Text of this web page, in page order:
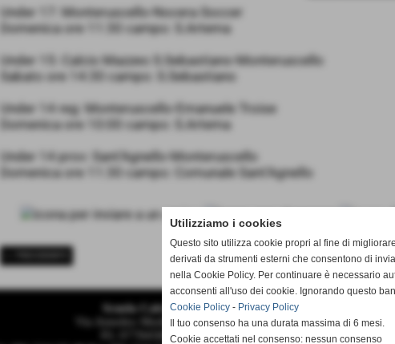
Under 17: Monteruscello-Nocera Soccer
Domenica ore 11:30 campo: S.Artema
Under 15: Calcio Mazzeo S.Sebastiano-Monteruscello
Sabato ore 14:30 campo: S.Sebastiano
Under 14 reg: Monteruscello-Emanuele Troise
Domenica ore 10:00 campo: S.Artema
Under 14 prov: Sant’Agnello-Monteruscello
Domenica ore 11:30 campo: Comunale Sant’Agnello
Scuola Calcio & Settore Giovanile
Via Amedeo Modigliani 18 - Pozzuoli (Napoli)
P.I. 07784580636 C.F 96012290639
Utilizziamo i cookies
Questo sito utilizza cookie propri al fine di
derivati da strumenti esterni che consentono di
nella Cookie Policy. Per continuare è necessario
acconsenti all'uso dei cookie. Ignorando questo
Cookie Policy - Privacy Policy
Il tuo consenso ha una durata massima di 6 mesi.
Cookie accettati nel consenso: nessun consenso